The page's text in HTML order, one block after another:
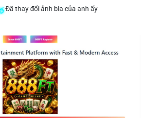
Đã thay đổi ảnh bìa của anh ấy